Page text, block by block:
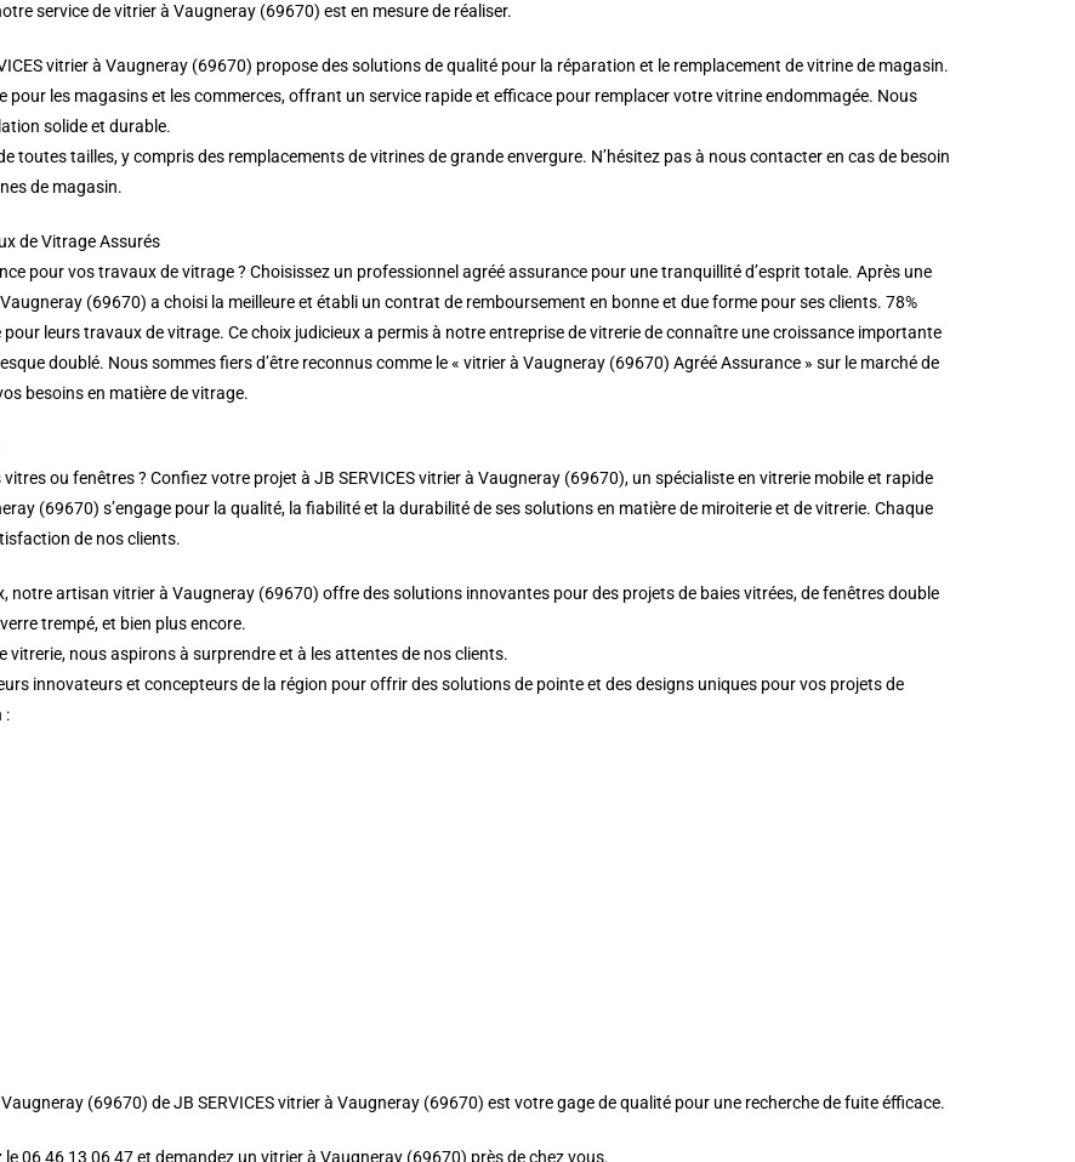
service de vitrier à Vaugneray (69670) est en mesure de réaliser.
vitrier à Vaugneray (69670) propose des solutions de qualité pour la réparation et le remplacement de vitrine de magasin.
les magasins et les commerces, offrant un service rapide et efficace pour remplacer votre vitrine endommagée. Nous
solide et durable.
toutes tailles, y compris des remplacements de vitrines de grande envergure. N’hésitez pas à nous contacter en cas de besoin
de magasin.
de Vitrage Assurés
pour vos travaux de vitrage ? Choisissez un professionnel agréé assurance pour une tranquillité d’esprit totale. Après une
(69670) a choisi la meilleure et établi un contrat de remboursement en bonne et due forme pour ses clients. 78%
pour leurs travaux de vitrage. Ce choix judicieux a permis à notre entreprise de vitrerie de connaître une croissance importante
doublé. Nous sommes fiers d’être reconnus comme le « vitrier à Vaugneray (69670) Agréé Assurance » sur le marché de
besoins en matière de vitrage.
ou fenêtres ? Confiez votre projet à JB SERVICES vitrier à Vaugneray (69670), un spécialiste en vitrerie mobile et rapide
(69670) s’engage pour la qualité, la fiabilité et la durabilité de ses solutions en matière de miroiterie et de vitrerie. Chaque
de nos clients.
notre artisan vitrier à Vaugneray (69670) offre des solutions innovantes pour des projets de baies vitrées, de fenêtres double
trempé, et bien plus encore.
vitrerie, nous aspirons à surprendre et à les attentes de nos clients.
innovateurs et concepteurs de la région pour offrir des solutions de pointe et des designs uniques pour vos projets de
:
(69670) de JB SERVICES vitrier à Vaugneray (69670) est votre gage de qualité pour une recherche de fuite éfficace.
06 46 13 06 47 et demandez un vitrier à Vaugneray (69670) près de chez vous.